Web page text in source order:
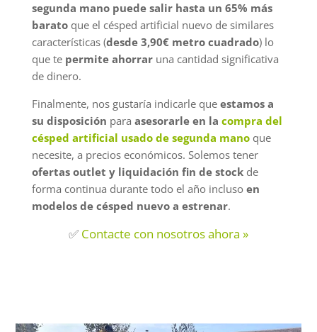
segunda mano puede salir hasta un 65% más
baratoque el césped artificial nuevo de similares
características (desde 3,90€ metro cuadrado) lo
que te permite ahorraruna cantidad significativa
de dinero.
Finalmente, nos gustaría indicarle que estamos a
su disposición para asesorarle en la compra del
césped artificial usado de segunda manoque
necesite, a precios económicos. Solemos tener
ofertas outlet y liquidación fin de stockde
forma continua durante todo el año incluso en
modelos de césped nuevo a estrenar.
✅ Contacte con nosotros ahora »